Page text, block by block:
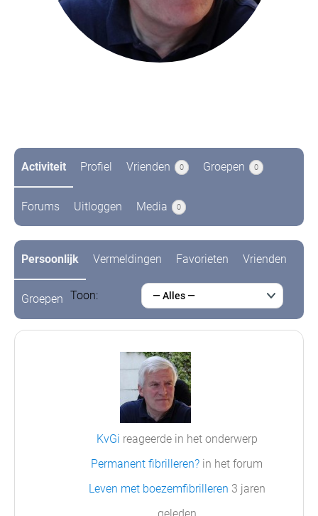
Activiteit Profiel Vrienden 0 Groepen 0
Forums Uitloggen Media 0
Persoonlijk Vermeldingen Favorieten Vrienden
Groepen Toon: — Alles —
KvGi reageerde in het onderwerp
Permanent fibrilleren? in het forum
Leven met boezemfibrilleren 3 jaren